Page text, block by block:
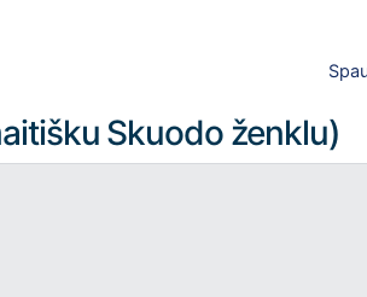
Skuodo ženklu)